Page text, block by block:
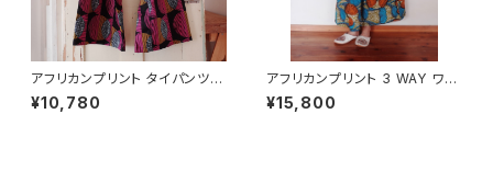
アフリカンプリント タイパンツ
dafa rafet
¥10,780
アフリカンプリント 3 WAY ワン
ピース フレンチスリーブ
¥15,800